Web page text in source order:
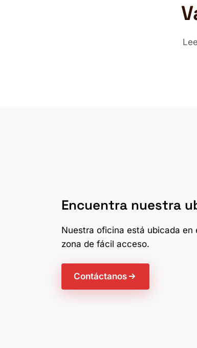
Encuentra nuestra
Nuestra oficina está ubicada en
zona de fácil acceso.
Contáctanos